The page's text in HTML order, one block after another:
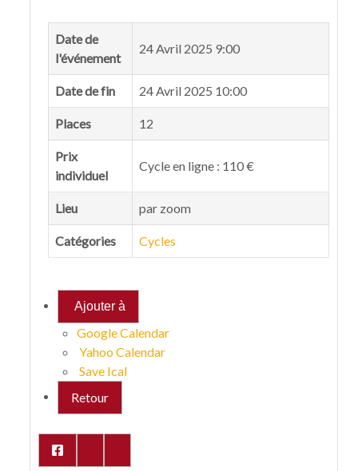
Date de
l'événement
24 Avril 2025 9:00
Date de fin 24 Avril 2025 10:00
Places 12
Prix
individuel
Cycle en ligne : 110 €
Lieu par zoom
Catégories Cycles
Ajouter à
Google Calendar
Yahoo Calendar
Save Ical
Retour